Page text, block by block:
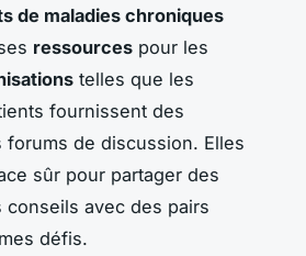
de maladies chroniques
ressources pour les
telles que les
fournissent des
forums de discussion. Elles
sûr pour partager des
avec des pairs
défis.